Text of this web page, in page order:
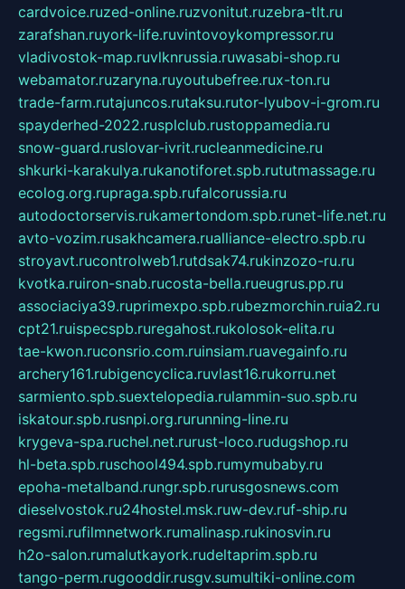
cardvoice.ruzed-online.ruzvonitut.ruzebra-tlt.ru
zarafshan.ruyork-life.ruvintovoykompressor.ru
vladivostok-map.ruvlknrussia.ruwasabi-shop.ru
webamator.ruzaryna.ruyoutubefree.rux-ton.ru
trade-farm.rutajuncos.rutaksu.rutor-lyubov-i-grom.ru
spayderhed-2022.rusplclub.rustoppamedia.ru
snow-guard.ruslovar-ivrit.rucleanmedicine.ru
shkurki-karakulya.rukanotiforet.spb.rututmassage.ru
ecolog.org.rupraga.spb.rufalcorussia.ru
autodoctorservis.rukamertondom.spb.runet-life.net.ru
avto-vozim.rusakhcamera.rualliance-electro.spb.ru
stroyavt.rucontrolweb1.rutdsak74.rukinzozo-ru.ru
kvotka.ruiron-snab.rucosta-bella.rueugrus.pp.ru
associaciya39.ruprimexpo.spb.rubezmorchin.ruia2.ru
cpt21.ruispecspb.ruregahost.rukolosok-elita.ru
tae-kwon.ruconsrio.com.ruinsiam.ruavegainfo.ru
archery161.rubigencyclica.ruvlast16.rukorru.net
sarmiento.spb.suextelopedia.rulammin-suo.spb.ru
iskatour.spb.rusnpi.org.rurunning-line.ru
krygeva-spa.ruchel.net.rurust-loco.rudugshop.ru
hl-beta.spb.ruschool494.spb.rumymubaby.ru
epoha-metalband.rungr.spb.rurusgosnews.com
dieselvostok.ru24hostel.msk.ruw-dev.ruf-ship.ru
regsmi.rufilmnetwork.rumalinasp.rukinosvin.ru
h2o-salon.rumalutkayork.rudeltaprim.spb.ru
tango-perm.rugooddir.rusgv.sumultiki-online.com